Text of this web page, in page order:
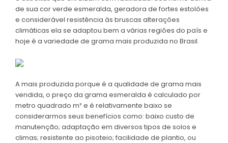
de sua cor verde esmeralda, geradora de fortes estolões
e considerável resistência às bruscas alterações
climáticas ela se adaptou bem a várias regiões do país e
hoje é a variedade de grama mais produzida no Brasil.
A mais produzida porque é a qualidade de grama mais
vendida, o preço da grama esmeralda é calculado por
metro quadrado m² e é relativamente baixo se
considerarmos seus benefícios como: baixo custo de
manutenção; adaptação em diversos tipos de solos e
climas; resistente ao pisoteio; facilidade de plantio, ou